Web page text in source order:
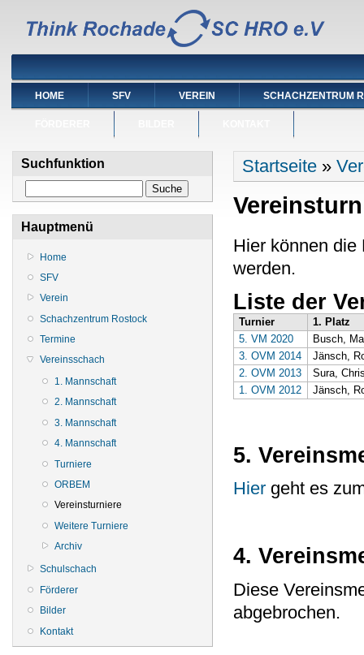
HOME SFV VEREIN SCHACHZENTRUM
Suchfunktion
Hauptmenü
Home
SFV
Verein
Schachzentrum Rostock
Termine
Vereinsschach
1. Mannschaft
2. Mannschaft
3. Mannschaft
4. Mannschaft
Turniere
ORBEM
Vereinsturniere
Weitere Turniere
Archiv
Schulschach
Förderer
Bilder
Kontakt
Sie sind hier
Startseite »
Hier können die
werden.
Liste der
Turnier
1. Platz
5. VM 2020
Busch,
3. OVM 2014
Jänsch,
2. OVM 2013
Sura,
1. OVM 2012
Jänsch,
5.
Hier geht es
4.
Diese
abgebrochen.